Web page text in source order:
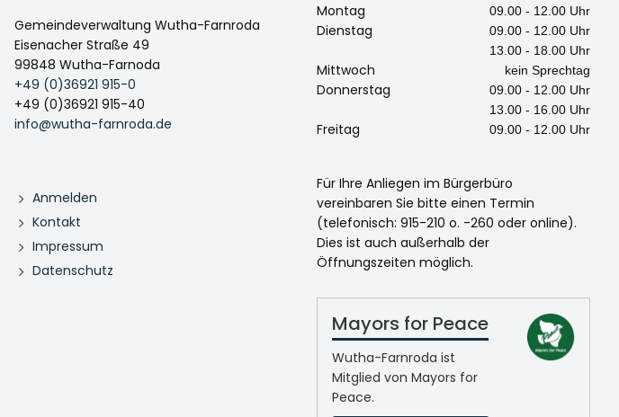
Gemeindeverwaltung Wutha-Farnroda
Eisenacher Straße 49
99848 Wutha-Farnoda
+49 (0)36921 915-0
+49 (0)36921 915-40
info@wutha-farnroda.de
Anmelden
Kontakt
Impressum
Datenschutz
Montag 09.00 - 12.00 Uhr
Dienstag
09.00 - 12.00 Uhr
13.00 - 18.00 Uhr
Mittwoch kein Sprechtag
Donnerstag
09.00 - 12.00 Uhr
13.00 - 16.00 Uhr
Freitag 09.00 - 12.00 Uhr
Für Ihre Anliegen im Bürgerbüro
vereinbaren Sie bitte einen Termin
(telefonisch: 915-210 o. -260 oder online).
Dies ist auch außerhalb der
Öffnungszeiten möglich.
Mayors for Peace
Wutha-Farnroda ist
Mitglied von Mayors for
Peace.